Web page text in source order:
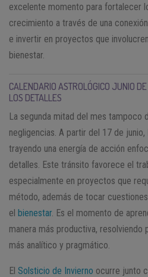
excelente momento para fortalecer
crecimiento a través de una
e invertir en proyectos que
bienestar.
CALENDARIO ASTROLÓGICO JUNIO
LOS DETALLES
La segunda mitad del mes tampoco
negligencias. A partir del 17 de junio,
trayendo una energía de acción
detalles. Este tránsito favorece el
especialmente en proyectos que
método, además de tocar
el bienestar. Es el momento de
manera más productiva, resolviendo
más analítico y pragmático.
El Solsticio de Invierno ocurre junto